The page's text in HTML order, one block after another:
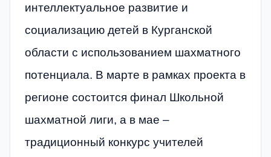
интеллектуальное развитие и
социализацию детей в Курганской
области с использованием шахматного
потенциала. В марте в рамках проекта в
регионе состоится финал Школьной
шахматной лиги, а в мае –
традиционный конкурс учителей